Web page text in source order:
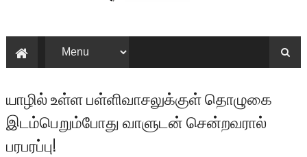
யாழில் உள்ள பள்ளிவாசலுக்குள் தொழுகை
இடம்பெறும்போது வாளுடன் சென்றவரால்
பரபரப்பு!